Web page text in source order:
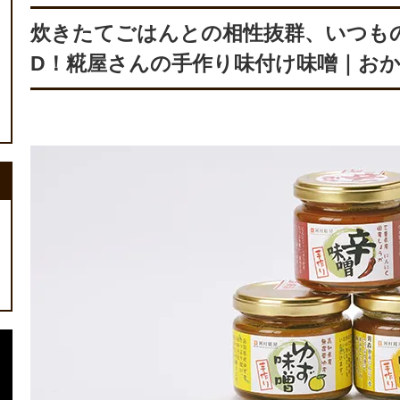
炊きたてごはんとの相性抜群、いつ
D！糀屋さんの手作り味付け味噌｜お